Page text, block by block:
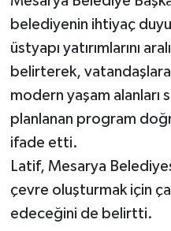
belediyenin ihtiyaç
üstyapı yatırımlarını
belirterek, vatandaşlara
modern yaşam alanları
planlanan program
ifade etti.
Latif, Mesarya
çevre oluşturmak için
edeceğini de belirtti.